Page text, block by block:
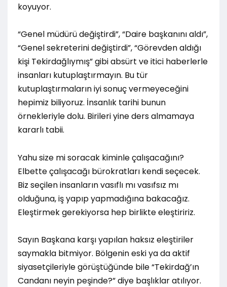
koyuyor.
“Genel müdürü değiştirdi”, “Daire başkanını aldı”,
“Genel sekreterini değiştirdi”, “Görevden aldığı
kişi Tekirdağlıymış” gibi absürt ve itici haberlerle
insanları kutuplaştırmayın. Bu tür
kutuplaştırmaların iyi sonuç vermeyeceğini
hepimiz biliyoruz. İnsanlık tarihi bunun
örnekleriyle dolu. Birileri yine ders almamaya
kararlı tabii.
Yahu size mi soracak kiminle çalışacağını?
Elbette çalışacağı bürokratları kendi seçecek.
Biz seçilen insanların vasıflı mı vasıfsız mı
olduğuna, iş yapıp yapmadığına bakacağız.
Eleştirmek gerekiyorsa hep birlikte eleştiririz.
Sayın Başkana karşı yapılan haksız eleştiriler
saymakla bitmiyor. Bölgenin eski ya da aktif
siyasetçileriyle görüştüğünde bile “Tekirdağ’ın
Candanı neyin peşinde?” diye başlıklar atılıyor.